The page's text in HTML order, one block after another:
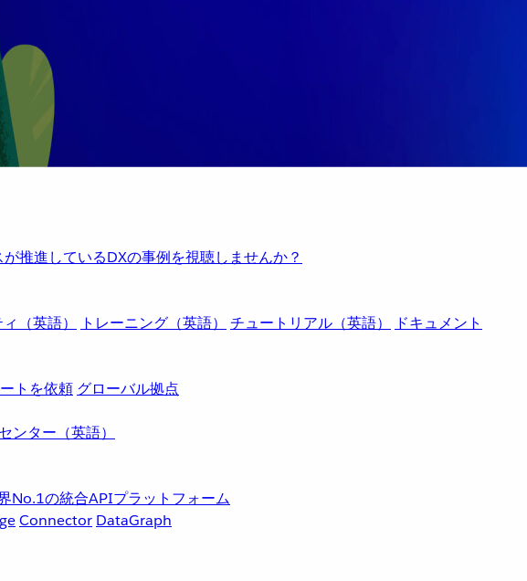
推進しているDXの事例を視聴しませんか？
（英語） トレーニング（英語） チュートリアル（英語）
ドキュメント
トを依頼 グローバル拠点
ンター（英語）
No.1の統合APIプラットフォーム
Connector DataGraph